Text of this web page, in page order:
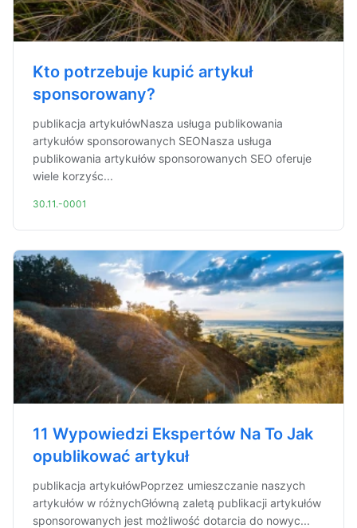
Kto potrzebuje kupić artykuł
sponsorowany?
publikacja artykułówNasza usługa publikowania
artykułów sponsorowanych SEONasza usługa
publikowania artykułów sponsorowanych SEO oferuje
wiele korzyśc...
30.11.-0001
11 Wypowiedzi Ekspertów Na To Jak
opublikować artykuł
publikacja artykułówPoprzez umieszczanie naszych
artykułów w różnychGłówną zaletą publikacji artykułów
sponsorowanych jest możliwość dotarcia do nowyc...